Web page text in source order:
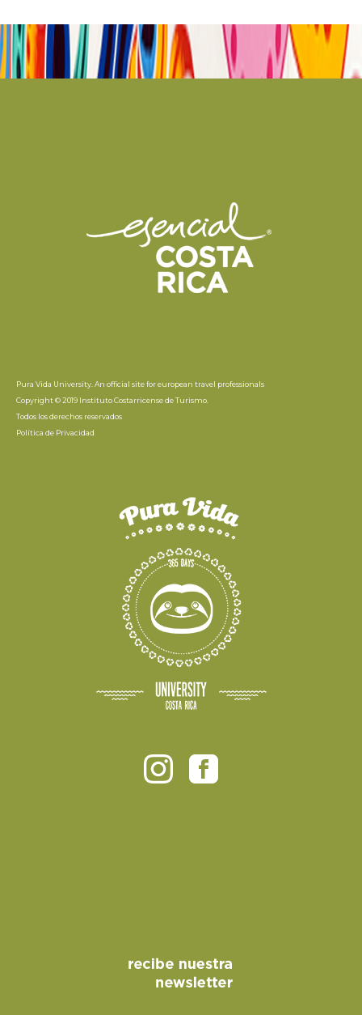
Pura Vida University. An official site for european travel professionals
Copyright © 2019 Instituto Costarricense de Turismo.
Todos los derechos reservados
Política de Privacidad